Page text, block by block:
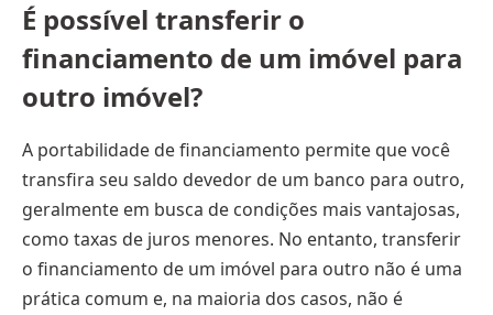
É possível transferir o
financiamento de um imóvel para
outro imóvel?
A portabilidade de financiamento permite que você
transfira seu saldo devedor de um banco para outro,
geralmente em busca de condições mais vantajosas,
como taxas de juros menores. No entanto, transferir
o financiamento de um imóvel para outro não é uma
prática comum e, na maioria dos casos, não é